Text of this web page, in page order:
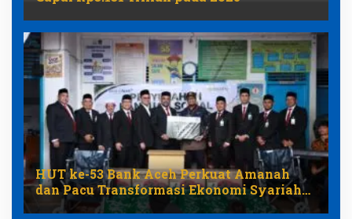
HUT ke-53 Bank Aceh Perkuat Amanah
dan Pacu Transformasi Ekonomi Syariah
Aceh